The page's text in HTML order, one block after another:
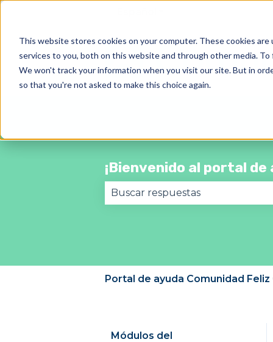
This website stores cookies on your computer. These cookies
services to you, both on this website and through other media.
We won't track your information when you visit our site. But in
so that you're not asked to make this choice again.
¡Bienvenido al portal de
Portal de ayuda Comunidad Feliz
Módulos del